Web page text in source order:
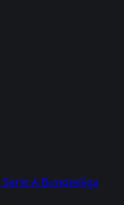
Serie A Bundesliga